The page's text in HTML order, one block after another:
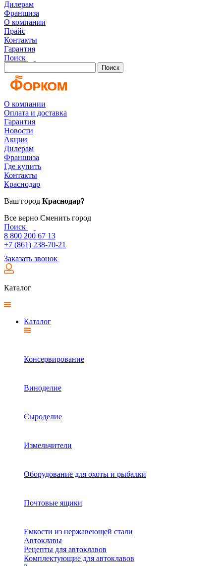
Дилерам
Франшиза
О компании
Прайс
Контакты
Гарантия
Поиск
Поиск
О компании
Оплата и доставка
Гарантия
Новости
Акции
Дилерам
Франшиза
Где купить
Контакты
Краснодар
Ваш город Краснодар?
Все верно Сменить город
Поиск
8 800 200 67 13
+7 (861) 238-70-21
Заказать звонок
Каталог
Каталог
Консервирование
Виноделие
Сыроделие
Измельчители
Оборудование для охоты и рыбалки
Почтовые ящики
Емкости из нержавеющей стали
Автоклавы
Рецепты для автоклавов
Комплектующие для автоклавов